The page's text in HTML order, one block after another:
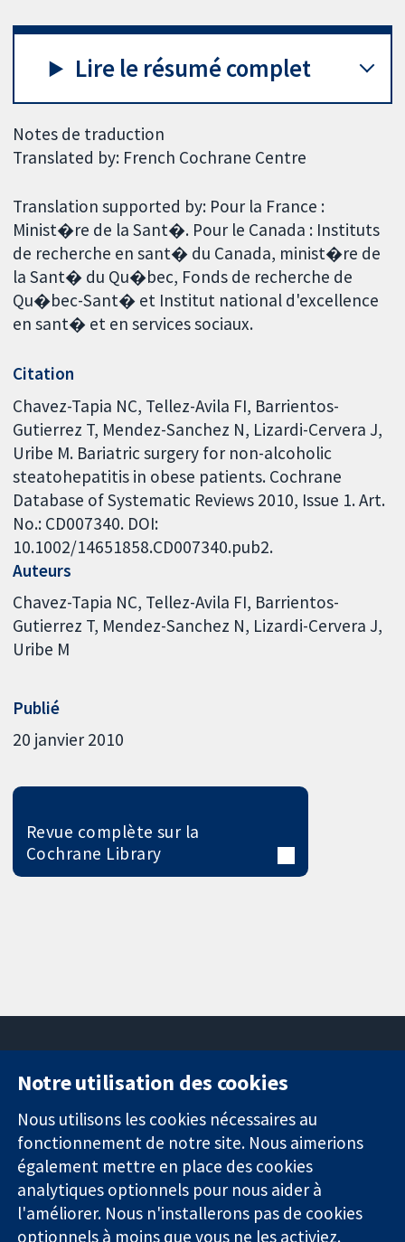
Lire le résumé complet
Notes de traduction
Translated by: French Cochrane Centre
Translation supported by: Pour la France :
Minist�re de la Sant�. Pour le Canada : Instituts
de recherche en sant� du Canada, minist�re de
la Sant� du Qu�bec, Fonds de recherche de
Qu�bec-Sant� et Institut national d'excellence
en sant� et en services sociaux.
Citation
Chavez-Tapia NC, Tellez-Avila FI, Barrientos-
Gutierrez T, Mendez-Sanchez N, Lizardi-Cervera J,
Uribe M. Bariatric surgery for non-alcoholic
steatohepatitis in obese patients. Cochrane
Database of Systematic Reviews 2010, Issue 1. Art.
No.: CD007340. DOI:
10.1002/14651858.CD007340.pub2.
Auteurs
Chavez-Tapia NC Tellez-Avila FI Barrientos-
Gutierrez T Mendez-Sanchez N Lizardi-Cervera J
Uribe M
Publié
20 janvier 2010
Revue complète sur la
Cochrane Library
Des données
probantes.
Des décisions
éclairées.
Une meilleure
santé.
11-13 Cavendish
Square
Londres
W1G0AN
Royaume-Uni
nous
Actualités
Service de
presse
Qui sommes-
nous
Offres
Notre utilisation des cookies
Nous utilisons les cookies nécessaires au
fonctionnement de notre site. Nous aimerions
également mettre en place des cookies
analytiques optionnels pour nous aider à
l'améliorer. Nous n'installerons pas de cookies
optionnels à moins que vous ne les activiez.